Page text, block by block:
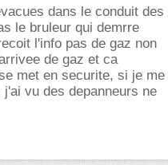
dans le conduit des
le bruleur qui demrre
l'info pas de gaz non
de gaz et ca
met en securite, si je me
vu des depanneurs ne